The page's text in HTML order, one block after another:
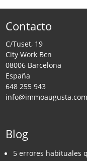
Contacto
C/Tuset, 19
City Work Bcn
08006 Barcelona
España
648 255 943
info@immoaugusta.com
Blog
5 errores habituales